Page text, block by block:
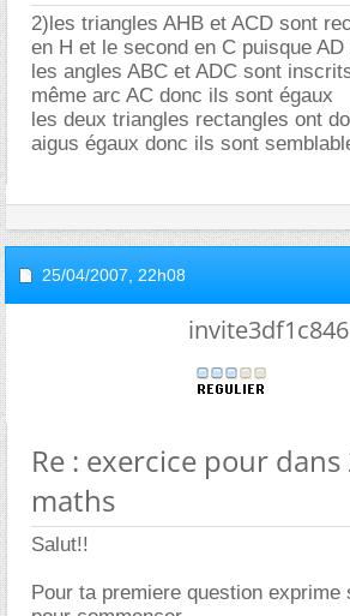
2)les triangles AHB et ACD sont
en H et le second en C puisque
les angles ABC et ADC sont
même arc AC donc ils sont égaux
les deux triangles rectangles ont
aigus égaux donc ils sont
25/04/2007, 22h08
invite3df1c846
Re : exercice pour
maths
Salut!!
Pour ta premiere question exprime